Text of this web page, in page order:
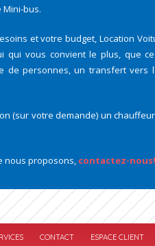
bus.
et votre budget, Location
qui vous convient le plus, que
de personnes, un transfert vers
(sur votre demande) un
nous proposons, contactez-nous!
CONTACT ESPACE CLIENT